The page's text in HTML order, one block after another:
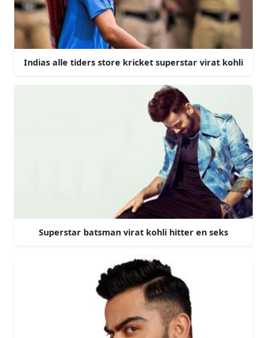
Indias alle tiders store kricket superstar virat kohli
Superstar batsman virat kohli hitter en seks